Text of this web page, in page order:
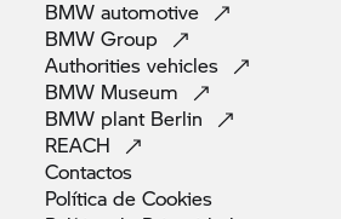
BMWautomotive
BMWGroup
Authoritiesvehicles
BMW Museum
BMW plant Berlin
REACH
Contactos
Política deCookies